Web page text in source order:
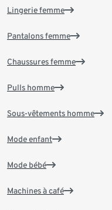
Lingerie femme
Pantalons femme
Chaussures femme
Pulls homme
Sous-vêtements homme
Mode enfant
Mode bébé
Machines à café